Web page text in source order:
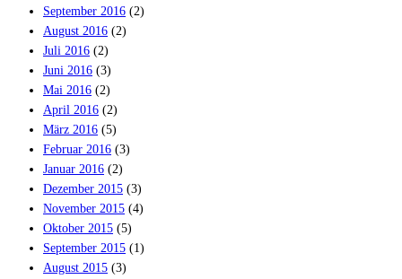
September 2016 (2)
August 2016 (2)
Juli 2016 (2)
Juni 2016 (3)
Mai 2016 (2)
April 2016 (2)
März 2016 (5)
Februar 2016 (3)
Januar 2016 (2)
Dezember 2015 (3)
November 2015 (4)
Oktober 2015 (5)
September 2015 (1)
August 2015 (3)